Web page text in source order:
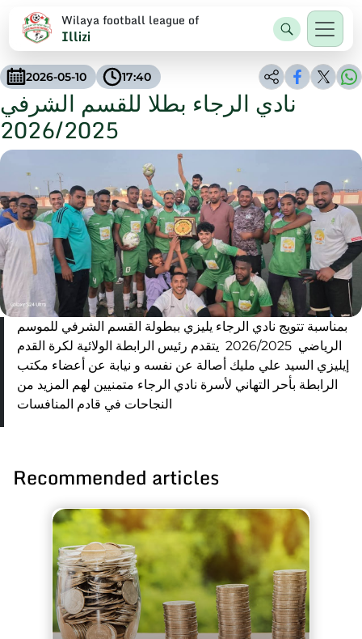
Wilaya football league of
Illizi
2026-05-10 17:40
نادي الرجاء بطلا للقسم الشرفي
2026/2025
بمناسبة تتويج نادي الرجاء يليزي ببطولة القسم الشرفي للموسم
الرياضي 2026/2025 يتقدم رئيس الرابطة الولائية لكرة القدم
إيليزي السيد علي مليك أصالة عن نفسه و نيابة عن أعضاء مكتب
الرابطة بأحر التهاني لأسرة نادي الرجاء متمنيين لهم المزيد من
Recommended articles